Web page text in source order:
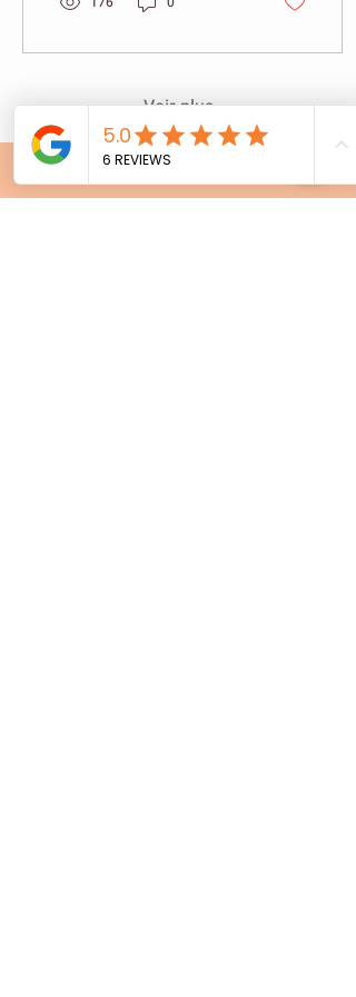
savoureuse et de qualité.
optimisé SEO, pour vous
poulet et comprendre les
véritables différences
d’élevage. Comment
choisir un bon poulet ?
(Critères essentiels)
Voir plus